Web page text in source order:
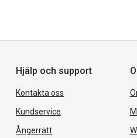
Hjälp och support
Kontakta oss
Kundservice
Ångerrätt